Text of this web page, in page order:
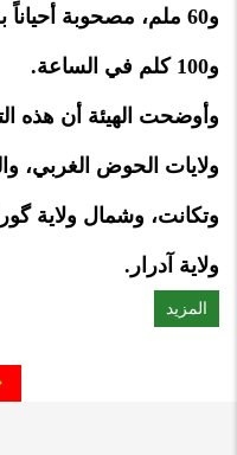
و100 كلم في الساعة.
وأوضحت الهيئة أن هذه
ولايات الحوض الغربي،
وتكانت، وشمال ولاية
ولاية آدرار.
المزيد